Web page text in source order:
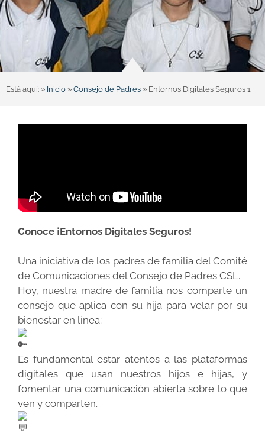
Está aquí: » Inicio » Consejo de Padres » Entornos Digitales Seguros 1
Conoce ¡Entornos Digitales Seguros!
Una iniciativa de los padres de familia del Comité
de Comunicaciones del Consejo de Padres CSL.
Hoy, nuestra madre de familia nos comparte un
consejo que aplica con su hija para velar por su
bienestar en línea:
Es fundamental estar atentos a las plataformas
digitales que usan nuestros hijos e hijas, y
fomentar una comunicación abierta sobre lo que
ven y comparten.